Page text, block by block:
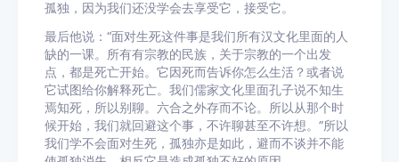
孤独，因为我们还没学会去享受它，接受它。
最后他说：“面对生死这件事是我们所有汉文化里面的人
缺的一课。所有有宗教的民族，关于宗教的一个出发
点，都是死亡开始。它因死而告诉你怎么生活？或者说
它试图给你解释死亡。我们儒家文化里面孔子说不知生
焉知死，所以别聊。六合之外存而不论。所以从那个时
候开始，我们就回避这个事，不许聊甚至不许想。”所以
我们学不会面对生死，孤独亦是如此，避而不谈并不能